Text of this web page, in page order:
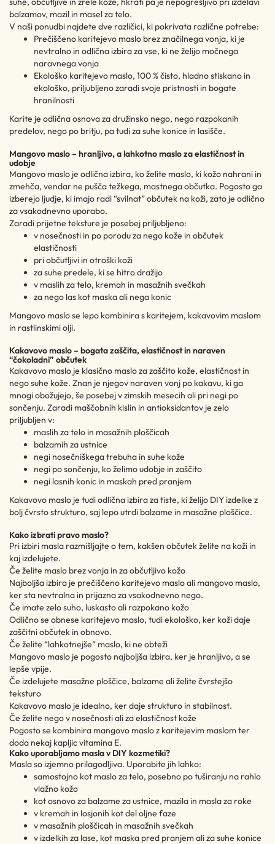
balzamov, mazil in masel za telo.
V naši ponudbi najdete dve različici, ki pokrivata različne potrebe:
Prečiščeno karitejevo maslo brez značilnega vonja, ki je
nevtralno in odlična izbira za vse, ki ne želijo močnega
naravnega vonja
Ekološko karitejevo maslo, 100 % čisto, hladno stiskano in
ekološko, priljubljeno zaradi svoje pristnosti in bogate
hranilnosti
Karite je odlična osnova za družinsko nego, nego razpokanih
predelov, nego po britju, pa tudi za suhe konice in lasišče.
Mangovo maslo – hranljivo, a lahkotno maslo za elastičnost in
udobje
Mangovo maslo je odlična izbira, ko želite maslo, ki kožo nahrani in
zmehča, vendar ne pušča težkega, mastnega občutka. Pogosto ga
izberejo ljudje, ki imajo radi “svilnat” občutek na koži, zato je odlično
za vsakodnevno uporabo.
Zaradi prijetne teksture je posebej priljubljeno:
v nosečnosti in po porodu za nego kože in občutek
elastičnosti
pri občutljivi in otroški koži
za suhe predele, ki se hitro dražijo
v maslih za telo, kremah in masažnih svečkah
za nego las kot maska ali nega konic
Mangovo maslo se lepo kombinira s karitejem, kakavovim maslom
in rastlinskimi olji.
Kakavovo maslo – bogata zaščita, elastičnost in naraven
“čokoladni” občutek
Kakavovo maslo je klasično maslo za zaščito kože, elastičnost in
nego suhe kože. Znan je njegov naraven vonj po kakavu, ki ga
mnogi obožujejo, še posebej v zimskih mesecih ali pri negi po
sončenju. Zaradi maščobnih kislin in antioksidantov je zelo
priljubljen v:
maslih za telo in masažnih ploščicah
balzamih za ustnice
negi nosečniškega trebuha in suhe kože
negi po sončenju, ko želimo udobje in zaščito
negi lasnih konic in maskah pred pranjem
Kakavovo maslo je tudi odlična izbira za tiste, ki želijo DIY izdelke z
bolj čvrsto strukturo, saj lepo utrdi balzame in masažne ploščice.
Kako izbrati pravo maslo?
Pri izbiri masla razmišljajte o tem, kakšen občutek želite na koži in
kaj izdelujete.
Če želite maslo brez vonja in za občutljivo kožo
Najboljša izbira je prečiščeno karitejevo maslo ali mangovo maslo,
ker sta nevtralna in prijazna za vsakodnevno nego.
Če imate zelo suho, luskasto ali razpokano kožo
Odlično se obnese karitejevo maslo, tudi ekološko, ker koži daje
zaščitni občutek in obnovo.
Če želite “lahkotnejše” maslo, ki ne obteži
Mangovo maslo je pogosto najboljša izbira, ker je hranljivo, a se
lepše vpije.
Če izdelujete masažne ploščice, balzame ali želite čvrstejšo
teksturo
Kakavovo maslo je idealno, ker daje strukturo in stabilnost.
Če želite nego v nosečnosti ali za elastičnost kože
Pogosto se kombinira mangovo maslo z karitejevim maslom ter
doda nekaj kapljic vitamina E.
Kako uporabljamo masla v DIY kozmetiki?
Masla so izjemno prilagodljiva. Uporabite jih lahko:
samostojno kot maslo za telo, posebno po tuširanju na rahlo
vlažno kožo
kot osnovo za balzame za ustnice, mazila in masla za roke
v kremah in losjonih kot del oljne faze
v masažnih ploščicah in masažnih svečkah
v izdelkih za lase, kot maska pred pranjem ali za suhe konice